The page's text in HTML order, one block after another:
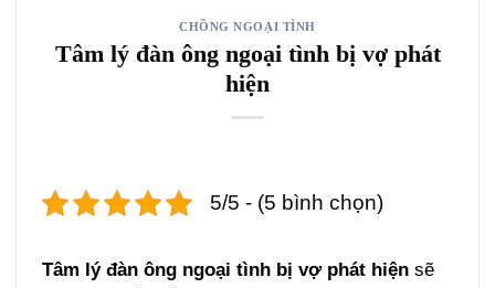
CHỒNG NGOẠI TÌNH
Tâm lý đàn ông ngoại tình bị vợ phát
hiện
5/5 - (5 bình chọn)
Tâm lý đàn ông ngoại tình bị vợ phát hiện sẽ